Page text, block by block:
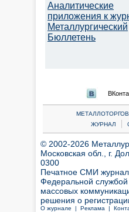
Аналитические
приложения к
Металлургический
Бюллетень
ЖУРНАЛ
|
© 2002-2026
Московская обл., г.
0300
Печатное СМИ журнал
Федеральной
массовых
решения о
О журнале | Реклама |